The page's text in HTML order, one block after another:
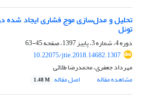
تحلیل و مدل‌سازی موج فشاری ایجاد شده
تونل
دوره 4، شماره 3، پاییز 1397، صفحه
45-63
10.22075/jtie.2018.14682.1307
مهرداد جعفری، محمدرضا طلائی
مشاهده مقاله
اصل مقاله 1.48 M